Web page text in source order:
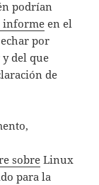
podrían
informe en el
por
del que
de
sobre Linux
para la